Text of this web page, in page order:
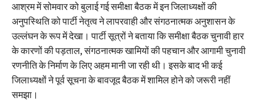
आश्रम में सोमवार को बुलाई गई समीक्षा बैठक में इन जिलाध्यक्षों की
अनुपस्थिति को पार्टी नेतृत्व ने लापरवाही और संगठनात्मक अनुशासन के
उल्लंघन के रूप में देखा। पार्टी सूत्रों ने बताया कि समीक्षा बैठक चुनावी हार
के कारणों की पड़ताल, संगठनात्मक खामियों की पहचान और आगामी चुनावी
रणनीति के निर्माण के लिए अहम मानी जा रही थी। इसके बाद भी कई
जिलाध्यक्षों ने पूर्व सूचना के बावजूद बैठक में शामिल होने को जरूरी नहीं
समझा।